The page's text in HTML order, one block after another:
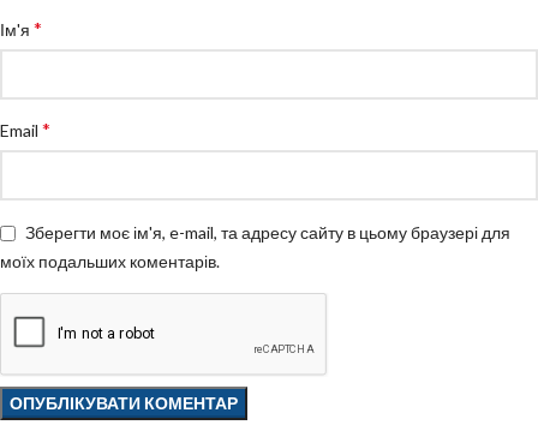
Ім'я *
Email *
Зберегти моє ім'я, e-mail, та адресу сайту в цьому браузері для
моїх подальших коментарів.